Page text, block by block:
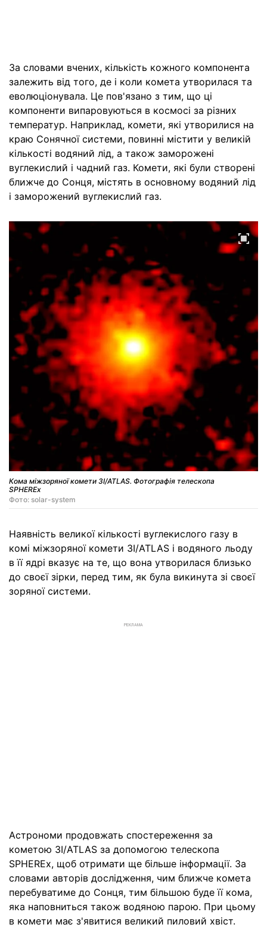
За словами вчених, кількість кожного компонента
залежить від того, де і коли комета утворилася та
еволюціонувала. Це пов'язано з тим, що ці
компоненти випаровуються в космосі за різних
температур. Наприклад, комети, які утворилися на
краю Сонячної системи, повинні містити у великій
кількості водяний лід, а також заморожені
вуглекислий і чадний газ. Комети, які були створені
ближче до Сонця, містять в основному водяний лід
і заморожений вуглекислий газ.
Кома міжзоряної комети 3I/ATLAS. Фотографія телескопа
SPHEREx
Фото: solar-system
Наявність великої кількості вуглекислого газу в
комі міжзоряної комети 3I/ATLAS і водяного льоду
в її ядрі вказує на те, що вона утворилася близько
до своєї зірки, перед тим, як була викинута зі своєї
зоряної системи.
РЕКЛАМА
Астрономи продовжать спостереження за
кометою 3I/ATLAS за допомогою телескопа
SPHEREx, щоб отримати ще більше інформації. За
словами авторів дослідження, чим ближче комета
перебуватиме до Сонця, тим більшою буде її кома,
яка наповниться також водяною парою. При цьому
в комети має з'явитися великий пиловий хвіст.